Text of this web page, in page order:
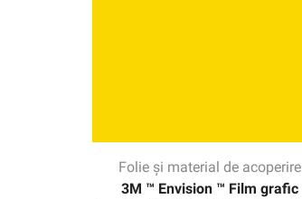
Folie și material de acoperire
3M ™ Envision ™ Film grafic